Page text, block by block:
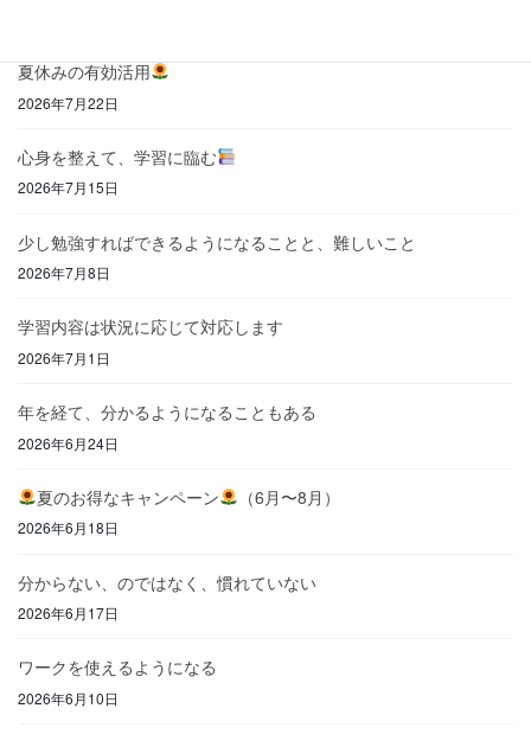
夏休みの有効活用
2026年7月22日
心身を整えて、学習に臨む
2026年7月15日
少し勉強すればできるようになることと、難しいこと
2026年7月8日
学習内容は状況に応じて対応します
2026年7月1日
年を経て、分かるようになることもある
2026年6月24日
夏のお得なキャンペーン （6月〜8月）
2026年6月18日
分からない、のではなく、慣れていない
2026年6月17日
ワークを使えるようになる
2026年6月10日